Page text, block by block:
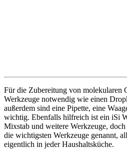
Für die Zubereitung von molekularen
Werkzeuge notwendig wie einen
außerdem sind eine Pipette, eine
wichtig. Ebenfalls hilfreich ist ein iSi
Mixstab und weitere Werkzeuge,
die wichtigsten Werkzeuge genannt,
eigentlich in jeder Haushaltsküche.